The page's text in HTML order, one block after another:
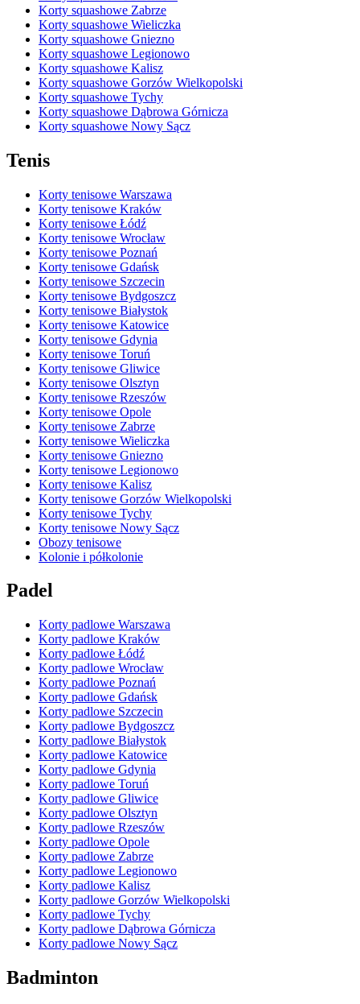
Korty squashowe Zabrze
Korty squashowe Wieliczka
Korty squashowe Gniezno
Korty squashowe Legionowo
Korty squashowe Kalisz
Korty squashowe Gorzów Wielkopolski
Korty squashowe Tychy
Korty squashowe Dąbrowa Górnicza
Korty squashowe Nowy Sącz
Tenis
Korty tenisowe Warszawa
Korty tenisowe Kraków
Korty tenisowe Łódź
Korty tenisowe Wrocław
Korty tenisowe Poznań
Korty tenisowe Gdańsk
Korty tenisowe Szczecin
Korty tenisowe Bydgoszcz
Korty tenisowe Białystok
Korty tenisowe Katowice
Korty tenisowe Gdynia
Korty tenisowe Toruń
Korty tenisowe Gliwice
Korty tenisowe Olsztyn
Korty tenisowe Rzeszów
Korty tenisowe Opole
Korty tenisowe Zabrze
Korty tenisowe Wieliczka
Korty tenisowe Gniezno
Korty tenisowe Legionowo
Korty tenisowe Kalisz
Korty tenisowe Gorzów Wielkopolski
Korty tenisowe Tychy
Korty tenisowe Nowy Sącz
Obozy tenisowe
Kolonie i półkolonie
Padel
Korty padlowe Warszawa
Korty padlowe Kraków
Korty padlowe Łódź
Korty padlowe Wrocław
Korty padlowe Poznań
Korty padlowe Gdańsk
Korty padlowe Szczecin
Korty padlowe Bydgoszcz
Korty padlowe Białystok
Korty padlowe Katowice
Korty padlowe Gdynia
Korty padlowe Toruń
Korty padlowe Gliwice
Korty padlowe Olsztyn
Korty padlowe Rzeszów
Korty padlowe Opole
Korty padlowe Zabrze
Korty padlowe Legionowo
Korty padlowe Kalisz
Korty padlowe Gorzów Wielkopolski
Korty padlowe Tychy
Korty padlowe Dąbrowa Górnicza
Korty padlowe Nowy Sącz
Badminton